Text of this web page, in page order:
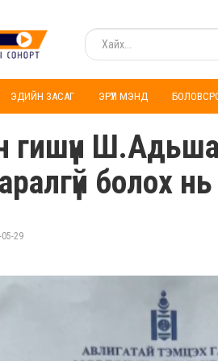
ЭДИЙН ЗАСАГ ЭРҮҮЛ МЭНД
Ш.Адьшаа
болох
29